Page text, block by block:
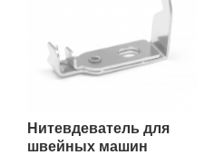
Нитевдеватель для
швейных машин